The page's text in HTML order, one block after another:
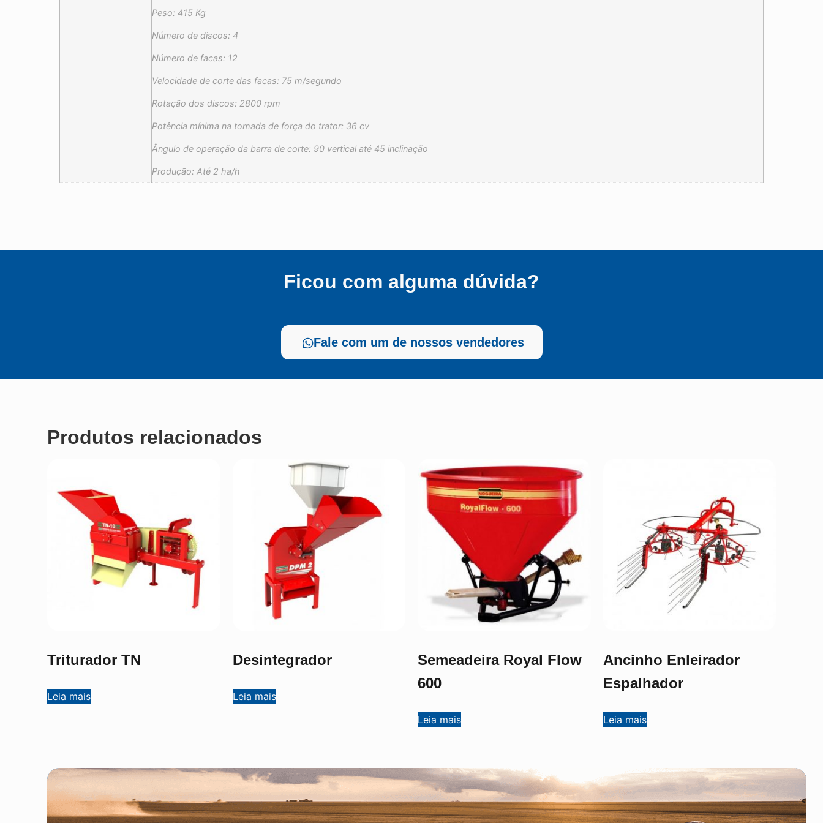
Peso: 415 Kg
Número de discos: 4
Número de facas: 12
Velocidade de corte das facas: 75 m/segundo
Rotação dos discos: 2800 rpm
Potência mínima na tomada de força do trator: 36 cv
Ângulo de operação da barra de corte: 90 vertical até 45 inclinação
Produção: Até 2 ha/h
Ficou com alguma dúvida?
Fale com um de nossos vendedores
Produtos relacionados
Triturador TN
Leia mais
Desintegrador
Leia mais
Semeadeira Royal Flow
600
Leia mais
Ancinho Enleirador
Espalhador
Leia mais